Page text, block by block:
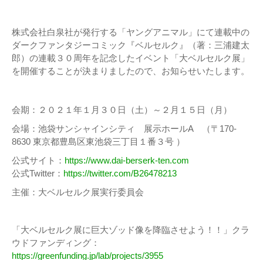
株式会社白泉社が発行する「ヤングアニマル」にて連載中の
ダークファンタジーコミック『ベルセルク』（著：三浦建太
郎）の連載３０周年を記念したイベント「大ベルセルク展」
を開催することが決まりましたので、お知らせいたします。
会期：２０２１年１月３０日（土）～２月１５日（月）
会場：池袋サンシャインシティ 展示ホールA （〒170-
8630 東京都豊島区東池袋三丁目１番３号 ）
公式サイト： https://www.dai-berserk-ten.com
公式Twitter： https://twitter.com/B26478213
主催：大ベルセルク展実行委員会
「大ベルセルク展に巨大ゾッド像を降臨させよう！！」クラ
ウドファンディング：
https://greenfunding.jp/lab/projects/3955